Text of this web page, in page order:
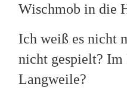
Wischmob in die
Ich weiß es nicht
nicht gespielt? Im
Langweile?